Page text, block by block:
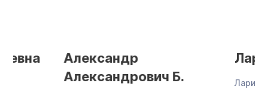
Александр
Александрович Б.
Лариса
Лариса Зияевна —